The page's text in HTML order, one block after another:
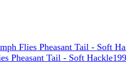
Pheasant Tail - Soft Hackle199